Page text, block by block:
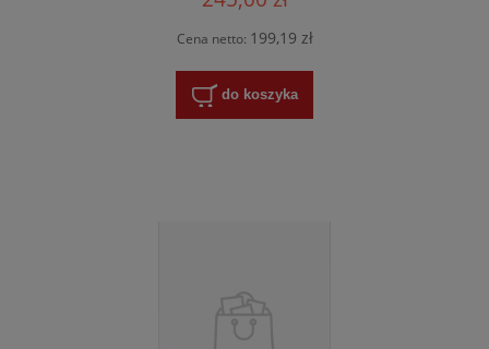
Cena netto: 199,19 zł
do koszyka